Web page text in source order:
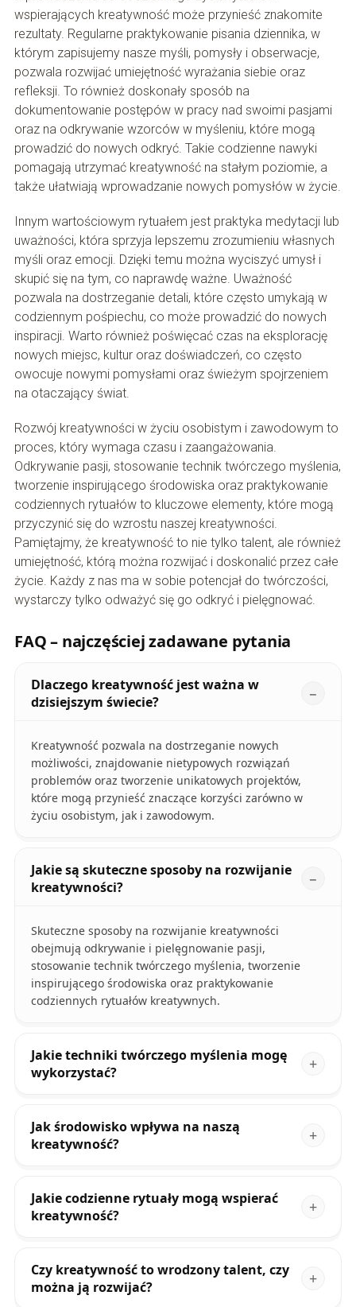
wspierających kreatywność może przynieść znakomite
rezultaty. Regularne praktykowanie pisania dziennika, w
którym zapisujemy nasze myśli, pomysły i obserwacje,
pozwala rozwijać umiejętność wyrażania siebie oraz
refleksji. To również doskonały sposób na
dokumentowanie postępów w pracy nad swoimi pasjami
oraz na odkrywanie wzorców w myśleniu, które mogą
prowadzić do nowych odkryć. Takie codzienne nawyki
pomagają utrzymać kreatywność na stałym poziomie, a
także ułatwiają wprowadzanie nowych pomysłów w życie.
Innym wartościowym rytuałem jest praktyka medytacji lub
uważności, która sprzyja lepszemu zrozumieniu własnych
myśli oraz emocji. Dzięki temu można wyciszyć umysł i
skupić się na tym, co naprawdę ważne. Uważność
pozwala na dostrzeganie detali, które często umykają w
codziennym pośpiechu, co może prowadzić do nowych
inspiracji. Warto również poświęcać czas na eksplorację
nowych miejsc, kultur oraz doświadczeń, co często
owocuje nowymi pomysłami oraz świeżym spojrzeniem
na otaczający świat.
Rozwój kreatywności w życiu osobistym i zawodowym to
proces, który wymaga czasu i zaangażowania.
Odkrywanie pasji, stosowanie technik twórczego myślenia,
tworzenie inspirującego środowiska oraz praktykowanie
codziennych rytuałów to kluczowe elementy, które mogą
przyczynić się do wzrostu naszej kreatywności.
Pamiętajmy, że kreatywność to nie tylko talent, ale również
umiejętność, którą można rozwijać i doskonalić przez całe
życie. Każdy z nas ma w sobie potencjał do twórczości,
wystarczy tylko odważyć się go odkryć i pielęgnować.
FAQ – najczęściej zadawane pytania
Dlaczego kreatywność jest ważna w
dzisiejszym świecie?
Kreatywność pozwala na dostrzeganie nowych
możliwości, znajdowanie nietypowych rozwiązań
problemów oraz tworzenie unikatowych projektów,
które mogą przynieść znaczące korzyści zarówno w
życiu osobistym, jak i zawodowym.
Jakie są skuteczne sposoby na rozwijanie
kreatywności?
Skuteczne sposoby na rozwijanie kreatywności
obejmują odkrywanie i pielęgnowanie pasji,
stosowanie technik twórczego myślenia, tworzenie
inspirującego środowiska oraz praktykowanie
codziennych rytuałów kreatywnych.
Jakie techniki twórczego myślenia mogę
wykorzystać?
Jak środowisko wpływa na naszą
kreatywność?
Jakie codzienne rytuały mogą wspierać
kreatywność?
Czy kreatywność to wrodzony talent, czy
można ją rozwijać?